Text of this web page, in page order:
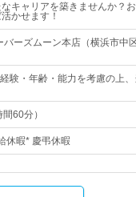
キャリアを築きませんか？
かせます！
ーズムーン本店（横浜市中
験・年齢・能力を考慮の上
60分）
休暇* 慶弔休暇